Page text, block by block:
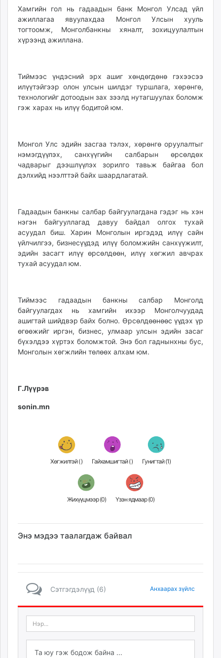
Хамгийн гол нь гадаадын банк Монгол Улсад үйл
ажиллагаа явуулахдаа Монгол Улсын хууль
тогтоомж, Монголбанкны хяналт, зохицуулалтын
хүрээнд ажиллана.
Тиймээс үндэсний эрх ашиг хөндөгдөнө гэхээсээ
илүүтэйгээр олон улсын шилдэг туршлага, хөрөнгө,
технологийг дотоодын зах зээлд нутагшуулах боломж
гэж харах нь илүү бодитой юм.
Монгол Улс эдийн засгаа тэлэх, хөрөнгө оруулалтыг
нэмэгдүүлэх, санхүүгийн салбарын өрсөлдөх
чадварыг дээшлүүлэх зорилго тавьж байгаа бол
дэлхийд нээлттэй байх шаардлагатай.
Гадаадын банкны салбар байгуулагдана гэдэг нь хэн
нэгэн байгууллагад давуу байдал олгох тухай
асуудал биш. Харин Монголын иргэдэд илүү сайн
үйлчилгээ, бизнесүүдэд илүү боломжийн санхүүжилт,
эдийн засагт илүү өрсөлдөөн, илүү хөгжил авчрах
тухай асуудал юм.
Тиймээс гадаадын банкны салбар Монголд
байгуулагдах нь хамгийн ихээр Монголчуудад
ашигтай шийдвэр байх болно. Өрсөлдөөнөөс үүдэх үр
өгөөжийг иргэн, бизнес, улмаар улсын эдийн засаг
бүхэлдээ хүртэх боломжтой. Энэ бол гаднынхны бус,
Монголын хөгжлийн төлөөх алхам юм.
Г.Лүүрэв
sonin.mn
Хөгжилтэй () Гайхамшигтай () Гунигтай (1)
Жихүүцмээр (0) Үзэн ядмаар (0)
Энэ мэдээ таалагдаж байвал
Сэтгэгдэлүүд (6) Анхаарах зүйлс